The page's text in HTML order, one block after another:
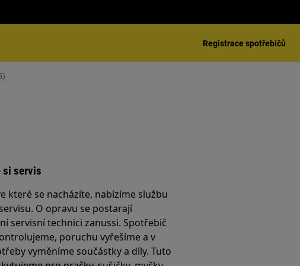
Registrace spotřebičů
si servis
které se nacházíte, nabízíme službu
O opravu se postarají
servisní technici zanussi. Spotřebič
poruchu vyřešíme a v
vyměníme součástky a díly. Tuto